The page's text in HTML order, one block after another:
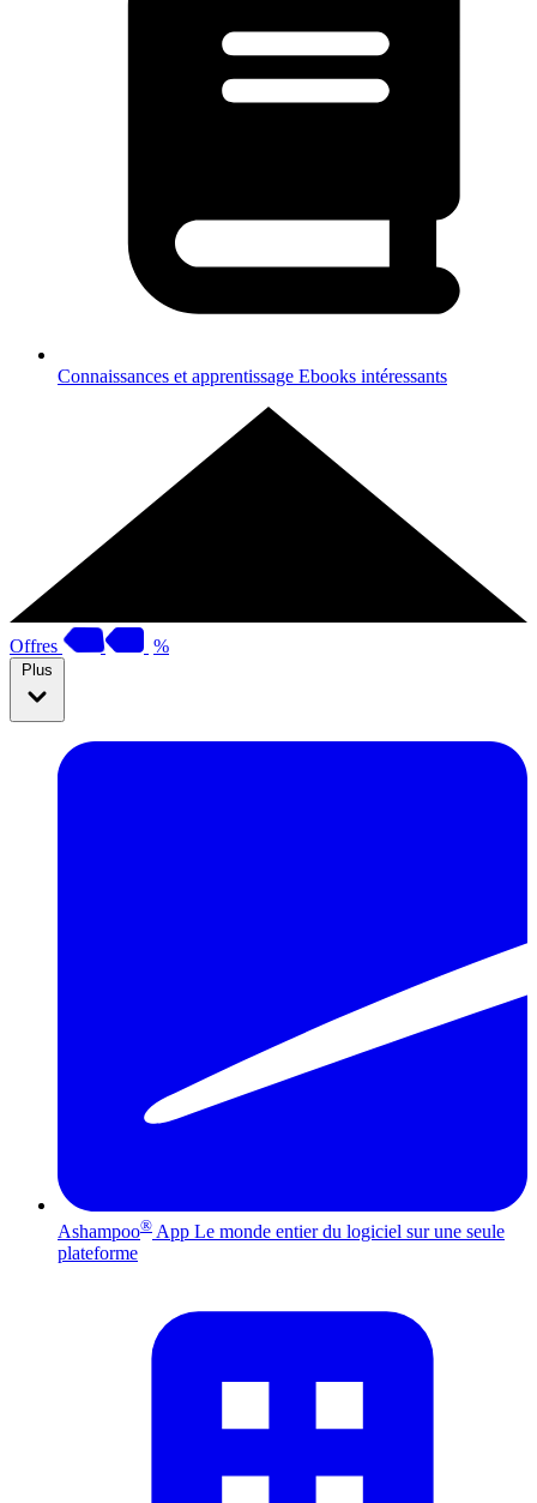
Connaissances et apprentissage Ebooks intéressants
Offres %
Plus
Ashampoo® App Le monde entier du logiciel sur une seule
plateforme